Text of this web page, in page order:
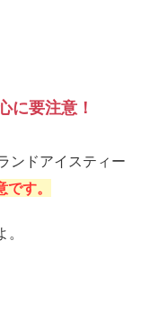
に要注意！
ンドアイスティー
す。